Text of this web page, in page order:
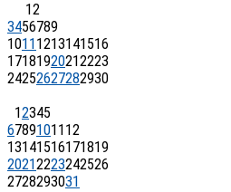
12
3456789
1011 1213141516
17181920212223
24252627282930
12345
67891011 12
13141516171819
20212223242526
2728293031